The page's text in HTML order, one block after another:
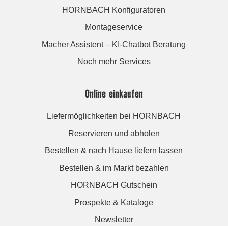
HORNBACH Konfiguratoren
Montageservice
Macher Assistent – KI-Chatbot Beratung
Noch mehr Services
Online einkaufen
Liefermöglichkeiten bei HORNBACH
Reservieren und abholen
Bestellen & nach Hause liefern lassen
Bestellen & im Markt bezahlen
HORNBACH Gutschein
Prospekte & Kataloge
Newsletter